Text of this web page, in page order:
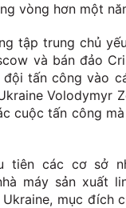
vòng hơn một
tập trung chủ
và bán đảo
tấn công vào
Volodymyr
cuộc tấn công
tiên các cơ sở
máy sản
mục đích